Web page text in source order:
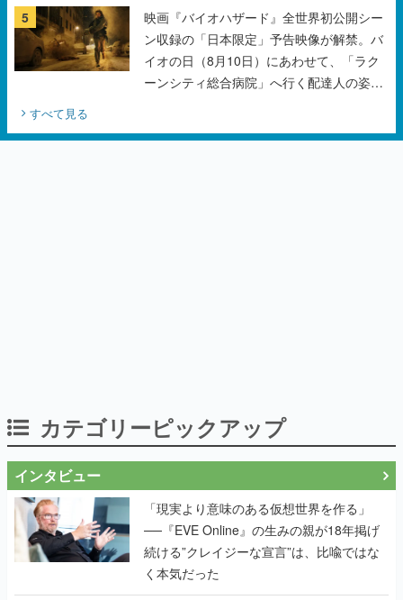
5
映画『バイオハザード』全世界初公開シー
ン収録の「日本限定」予告映像が解禁。バ
イオの日（8月10日）にあわせて、「ラク
ーンシティ総合病院」へ行く配達人の姿が
すべて見る
カテゴリーピックアップ
インタビュー
「現実より意味のある仮想世界を作る」
──『EVE Online』の生みの親が18年掲げ
続ける”クレイジーな宣言”は、比喩ではな
く本気だった